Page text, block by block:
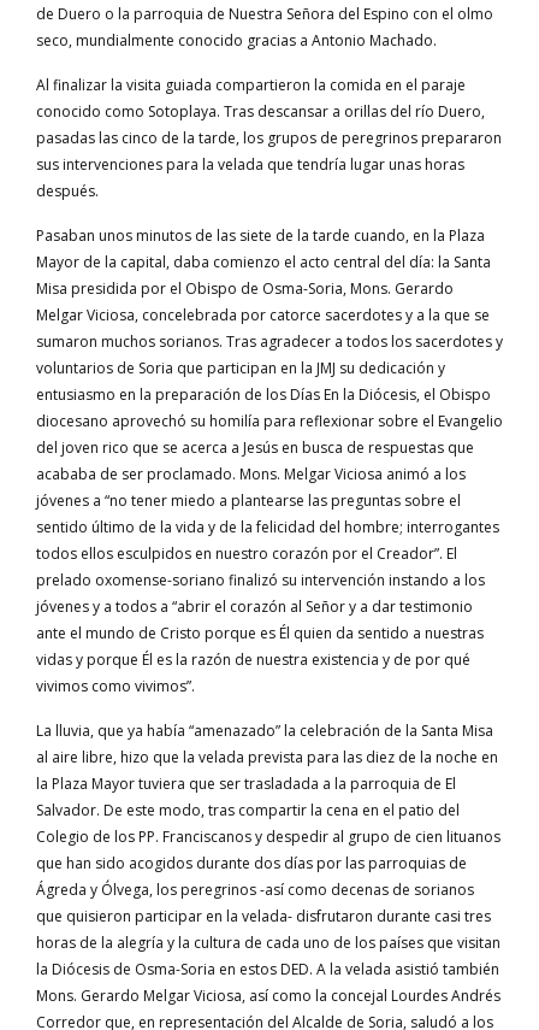
de Duero o la parroquia de Nuestra Señora del Espino con el olmo
seco, mundialmente conocido gracias a Antonio Machado.
Al finalizar la visita guiada compartieron la comida en el paraje
conocido como Sotoplaya. Tras descansar a orillas del río Duero,
pasadas las cinco de la tarde, los grupos de peregrinos prepararon
sus intervenciones para la velada que tendría lugar unas horas
después.
Pasaban unos minutos de las siete de la tarde cuando, en la Plaza
Mayor de la capital, daba comienzo el acto central del día: la Santa
Misa presidida por el Obispo de Osma-Soria, Mons. Gerardo
Melgar Viciosa, concelebrada por catorce sacerdotes y a la que se
sumaron muchos sorianos. Tras agradecer a todos los sacerdotes y
voluntarios de Soria que participan en la JMJ su dedicación y
entusiasmo en la preparación de los Días En la Diócesis, el Obispo
diocesano aprovechó su homilía para reflexionar sobre el Evangelio
del joven rico que se acerca a Jesús en busca de respuestas que
acababa de ser proclamado. Mons. Melgar Viciosa animó a los
jóvenes a “no tener miedo a plantearse las preguntas sobre el
sentido último de la vida y de la felicidad del hombre; interrogantes
todos ellos esculpidos en nuestro corazón por el Creador”. El
prelado oxomense-soriano finalizó su intervención instando a los
jóvenes y a todos a “abrir el corazón al Señor y a dar testimonio
ante el mundo de Cristo porque es Él quien da sentido a nuestras
vidas y porque Él es la razón de nuestra existencia y de por qué
vivimos como vivimos”.
La lluvia, que ya había “amenazado” la celebración de la Santa Misa
al aire libre, hizo que la velada prevista para las diez de la noche en
la Plaza Mayor tuviera que ser trasladada a la parroquia de El
Salvador. De este modo, tras compartir la cena en el patio del
Colegio de los PP. Franciscanos y despedir al grupo de cien lituanos
que han sido acogidos durante dos días por las parroquias de
Ágreda y Ólvega, los peregrinos -así como decenas de sorianos
que quisieron participar en la velada- disfrutaron durante casi tres
horas de la alegría y la cultura de cada uno de los países que visitan
la Diócesis de Osma-Soria en estos DED. A la velada asistió también
Mons. Gerardo Melgar Viciosa, así como la concejal Lourdes Andrés
Corredor que, en representación del Alcalde de Soria, saludó a los